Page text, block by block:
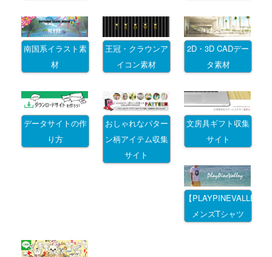
南国系イラスト素
材
王冠・クラウンア
イコン素材
2D・3D CADデー
タ素材
データサイトの作
り方
おしゃれなパター
ン柄アイテム収集
サイト
文房具ギフト収集
サイト
【PLAYPINEVALLEY
メンズTシャツ